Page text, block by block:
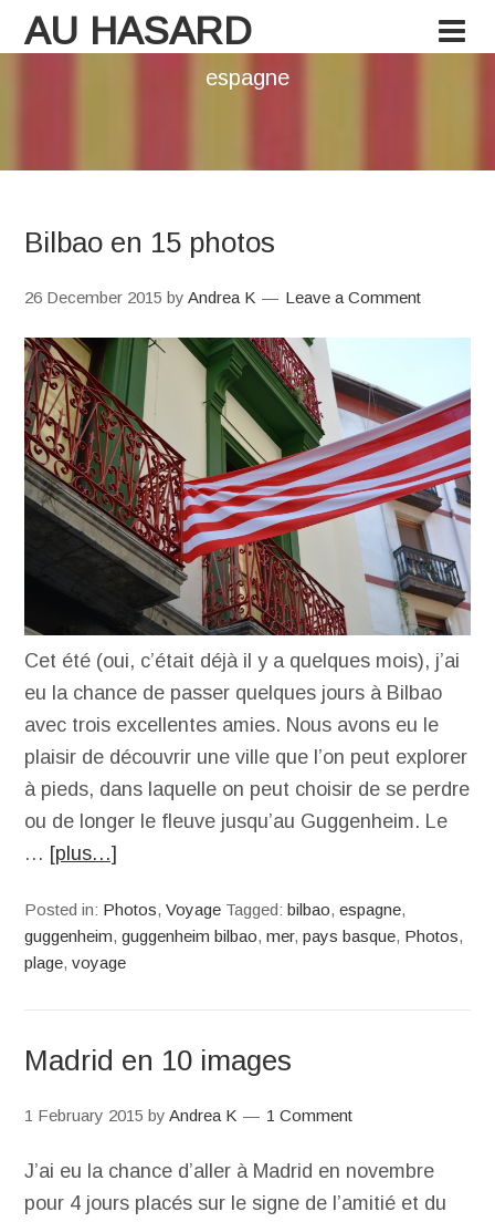
AU HASARD
espagne
Bilbao en 15 photos
26 December 2015 byAndrea K Leave a Comment
Cet été (oui, c’était déjà il y a quelques mois), j’ai
eu la chance de passer quelques jours à Bilbao
avec trois excellentes amies. Nous avons eu le
plaisir de découvrir une ville que l’on peut explorer
à pieds, dans laquelle on peut choisir de se perdre
ou de longer le fleuve jusqu’au Guggenheim. Le
… [plus…]
Posted in: Photos,Voyage Tagged:bilbao,espagne,
guggenheim,guggenheim bilbao,mer,pays basque, Photos,
plage,voyage
Madrid en 10 images
1 February 2015 byAndrea K 1 Comment
J’ai eu la chance d’aller à Madrid en novembre
pour 4 jours placés sur le signe de l’amitié et du